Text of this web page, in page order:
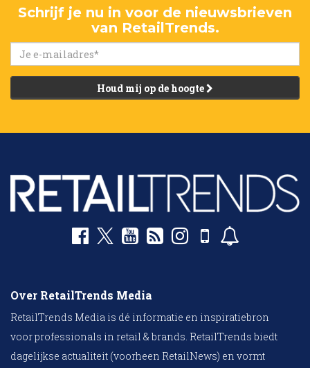
Schrijf je nu in voor de nieuwsbrieven
van RetailTrends.
Houd mij op de hoogte
Over RetailTrends Media
RetailTrends Media is dé informatie en inspiratiebron
voor professionals in retail & brands. RetailTrends biedt
dagelijkse actualiteit (voorheen RetailNews) en vormt